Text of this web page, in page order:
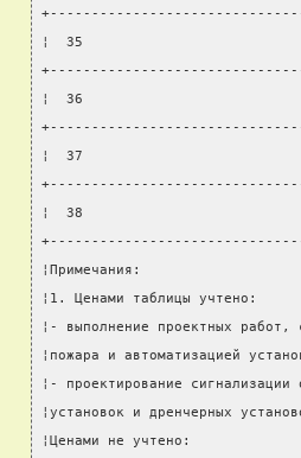
¦  35
¦  36
¦  37
¦  38
¦Примечания:
¦1. Ценами таблицы
¦- выполнение проектных
¦пожара и
¦- проектирование
¦установок и дренчерных
¦Ценами не учтено: